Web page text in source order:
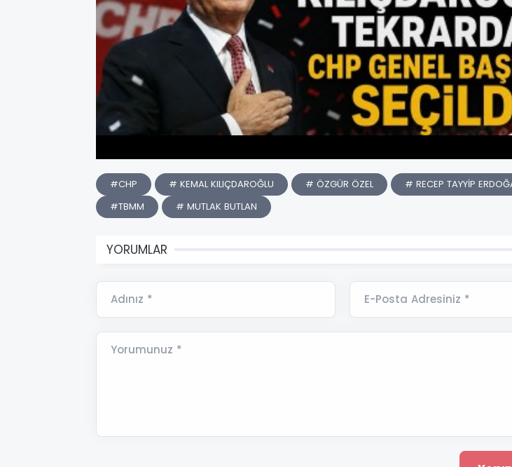
#CHP # KEMAL KILIÇDAROĞLU # ÖZGÜR ÖZEL
# RECEP TAYYİP
#TBMM
# MUTLAK BUTLAN
YORUMLAR
Adınız * E-Posta Adresiniz *
Yorumunuz *